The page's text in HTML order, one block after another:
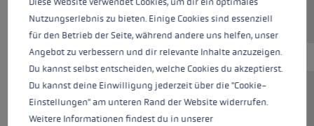
This 100% cotton T-shirt is the perfect
everyday all-rounder. The breathable material
Nutzungserlebnis zu bieten. Einige Cookies sind essenziell
für den Betrieb der Seite, während andere uns helfen, unser
Angebot zu verbessern und dir relevante Inhalte anzuzeigen.
Du kannst selbst entscheiden, welche Cookies du akzeptierst.
Du kannst deine Einwilligung jederzeit über die "Cookie-
Einstellungen" am unteren Rand der Website widerrufen.
Weitere Informationen findest du in unserer